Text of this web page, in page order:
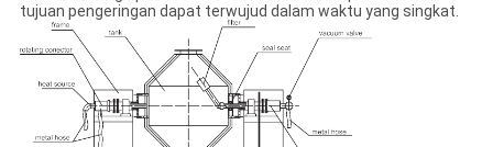
tujuan pengeringan dapat terwujud dalam waktu yang singkat.